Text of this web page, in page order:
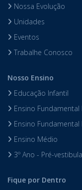
Nossa Evolução
Unidades
Eventos
Trabalhe Conosco
Nosso Ensino
Educação Infantil
Ensino Fundamental I
Ensino Fundamental
Ensino Médio
3º Ano - Pré-
Fique por Dentro